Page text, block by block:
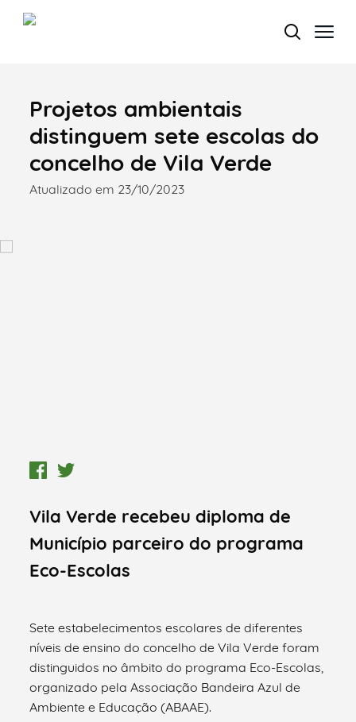
Termo de Pesquisa
Projetos ambientais
distinguem sete escolas do
concelho de Vila Verde
Atualizado em 23/10/2023
Vila Verde recebeu diploma de
Município parceiro do programa
Eco-Escolas
Sete estabelecimentos escolares de diferentes
níveis de ensino do concelho de Vila Verde foram
distinguidos no âmbito do programa Eco-Escolas,
organizado pela Associação Bandeira Azul de
Ambiente e Educação (ABAAE).